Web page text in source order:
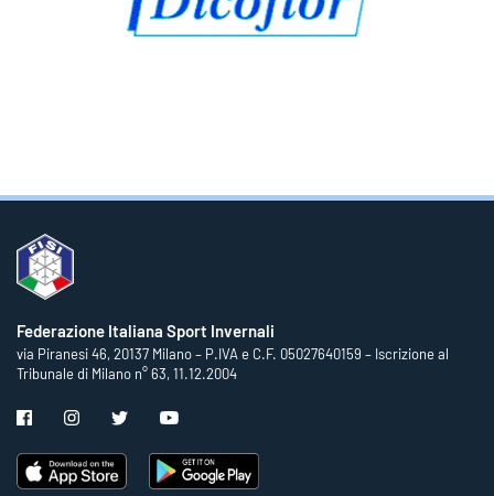
Federazione Italiana Sport Invernali
via Piranesi 46, 20137 Milano – P.IVA e C.F. 05027640159 – Iscrizione al
Tribunale di Milano n° 63, 11.12.2004